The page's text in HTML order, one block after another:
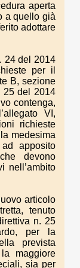
aperta
a quello già
adottare
24 del 2014
per il
B, sezione
25 del 2014
contenga,
VI,
richieste
medesima
apposito
devono
nell’ambito
articolo
tenuto
n. 25
per la
prevista
maggiore
sia per